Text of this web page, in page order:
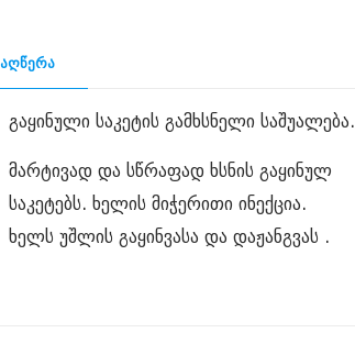
აღწერა
გაყინული საკეტის გამხსნელი საშუალება.
მარტივად და სწრაფად ხსნის გაყინულ
საკეტებს. ხელის მიჭერითი ინექცია.
ხელს უშლის გაყინვასა და დაჟანგვას .